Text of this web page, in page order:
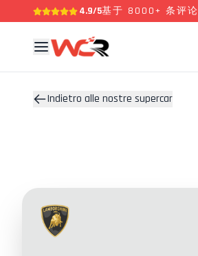
4.9/5基于 8000+ 条评论
Indietro alle nostre supercar